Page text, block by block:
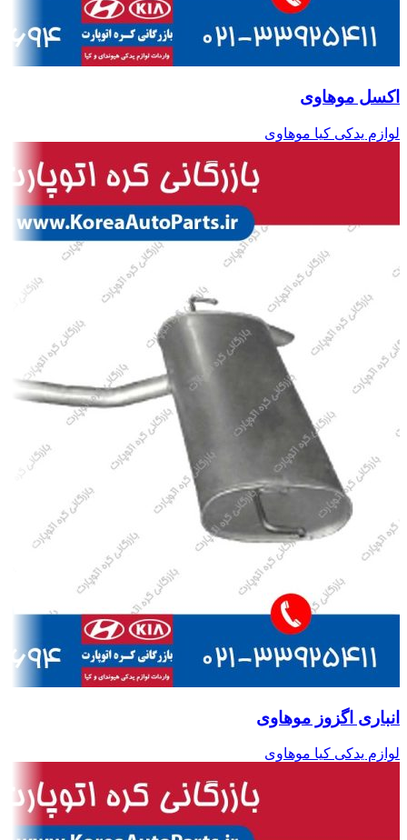
اکسل موهاوی
لوازم یدکی کیا موهاوی
انباری اگزوز موهاوی
لوازم یدکی کیا موهاوی